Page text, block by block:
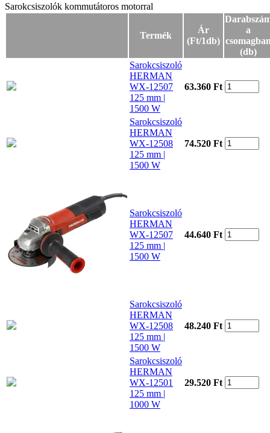
Sarokcsiszolók kommutátoros motorral
Sarokcsiszolók kommutátoros motorral
Termék
Ár
(Ft/1db)
a
(db)
Sarokcsiszoló
HERMAN
WX-12507
125 mm |
1500 W
63.360 Ft
Sarokcsiszoló
HERMAN
WX-12508
125 mm |
1500 W
74.520 Ft
Sarokcsiszoló
HERMAN
WX-12507
125 mm |
1500 W
44.640 Ft
Sarokcsiszoló
HERMAN
WX-12508
125 mm |
1500 W
48.240 Ft
Sarokcsiszoló
HERMAN
WX-12501
125 mm |
1000 W
29.520 Ft